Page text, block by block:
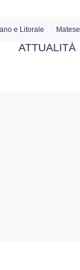
e Litorale
ATTUALITÀ